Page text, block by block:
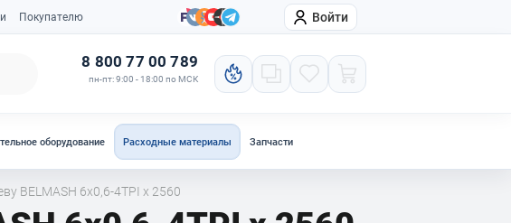
Покупателю Компания Войти
8 800 77 00 789
пн-пт: 9:00 - 18:00 по МСК
оборудование Расходные материалы Запчасти
BELMASH 6x0,6-4TPI x 2560